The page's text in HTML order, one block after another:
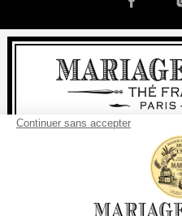
Notre
Devenir partenaire
Préférences en
© COPYRIGHT
Pour tout achat, la
à partir de 60 € en
à partir de 150 €